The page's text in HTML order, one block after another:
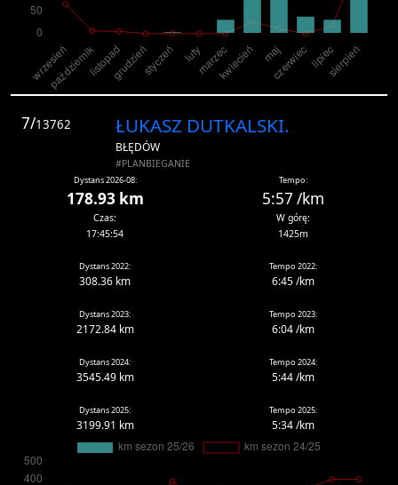
7/13762 ŁUKASZ DUTKALSKI.
BŁĘDÓW
#PLANBIEGANIE
Dystans 2026-08:
178.93 km
Tempo:
5:57 /km
Czas:
17:45:54
W górę:
1425m
Dystans 2022:
308.36 km
Tempo 2022:
6:45 /km
Dystans 2023:
2172.84 km
Tempo 2023:
6:04 /km
Dystans 2024:
3545.49 km
Tempo 2024:
5:44 /km
Dystans 2025:
3199.91 km
Tempo 2025:
5:34 /km